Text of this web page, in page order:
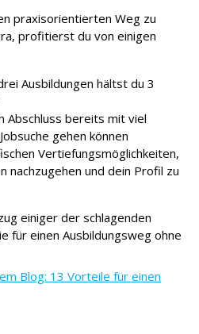
praxisorientierten Weg zu
profitierst du von einigen
Ausbildungen hältst du 3
Abschluss bereits mit viel
gehen können
Vertiefungsmöglichkeiten,
nachzugehen und dein Profil zu
einiger der schlagenden
für einen Ausbildungsweg ohne
Blog: 13 Vorteile für einen